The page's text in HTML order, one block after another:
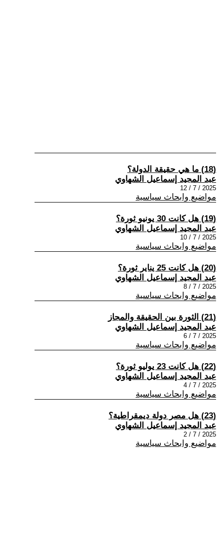
(18) ما هي حقيقة الدولة؟
عبد المجيد إسماعيل الشهاوي
2025 / 7 / 12
مواضيع وابحاث سياسية
(19) هل كانت 30 يونيو ثورة؟
عبد المجيد إسماعيل الشهاوي
2025 / 7 / 10
مواضيع وابحاث سياسية
(20) هل كانت 25 يناير ثورة؟
عبد المجيد إسماعيل الشهاوي
2025 / 7 / 8
مواضيع وابحاث سياسية
(21) الثورة بين الحقيقة والمجاز
عبد المجيد إسماعيل الشهاوي
2025 / 7 / 6
مواضيع وابحاث سياسية
(22) هل كانت 23 يوليو ثورة؟
عبد المجيد إسماعيل الشهاوي
2025 / 7 / 4
مواضيع وابحاث سياسية
(23) هل مصر دولة ديمقراطية؟
عبد المجيد إسماعيل الشهاوي
2025 / 7 / 2
مواضيع وابحاث سياسية